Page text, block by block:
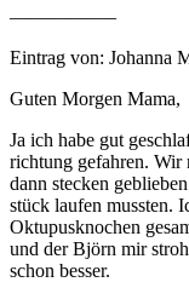
—————–
Eintrag von: Johanna
Guten Morgen Mama,
Ja ich habe gut
richtung gefahren. Wir
dann stecken
stück laufen mussten.
Oktupusknochen
und der Björn mir
schon besser.